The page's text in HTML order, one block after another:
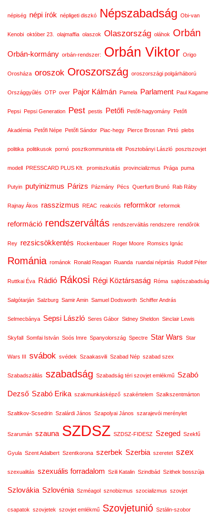
népiség népi írók népligeti diszkó Népszabadság Obi-van
Kenobi október 23. olajmaffia olaszok Olaszország oláhok Orbán
Orbán-kormány orbán-rendszer: Orbán Viktor Origo
Orosháza oroszok Oroszország oroszországi polgárháború
Országgyűlés OTP over Pajor Kálmán Pamela Parlament Paul Kagame
Pepsi Pepsi Generation Pest pestis Petőfi Petőfi-hagyomány Petőfi
Akadémia Petőfi Népe Petőfi Sándor Piac-hegy Pierce Brosnan Pirtó plebs
politika politikusok pornó posztkommunista elit Posztobányi László posztszovjet
modell PRESSCARD PLUS Kft. promiszkuitás provincializmus Prága puma
Putyin putyinizmus Párizs Pázmány Pécs Querfurti Brunó Rab Ráby
Rajnay Ákos rasszizmus REAC reakciós reformkor reformok
reformáció rendszerváltás rendszerváltás rendszere rendőrök
Rey rezsicsökkentés Rockenbauer Roger Moore Romsics Ignác
Románia románok Ronald Reagan Ruanda ruandai népirtás Rudolf Péter
Ruttkai Éva Rádió Rákosi Régi Köztársaság Róma sajtószabadság
Salgótarján Salzburg Samir Amin Samuel Dodsworth Schiffer András
Selmecbánya Sepsi László Seres Gábor Sidney Sheldon Sinclair Lewis
Skyfall Somfai István Soós Imre Spanyolország Spectre Star Wars Star
Wars III svábok svédek Szaakasvili Szabad Nép szabad szex
Szabadszállás szabadság Szabadság téri szovjet emlékmű Szabó
Dezső Szabó Erika szakmunkásképző szakértelem Szalkszentmárton
Szaltikov-Scsedrin Szalárdi János Szapolyai János szarajevói merénylet
Szarumán szauna SZDSZ SZDSZ-FIDESZ Szeged Szekfű
Gyula Szent Adalbert Szentkorona szerbek Szerbia szeretet szex
szexualitás szexuális forradalom Szili Katalin Szindbád Szithek bosszúja
Szlovákia Szlovénia Szméagol sznobizmus szocializmus szovjet
csapatok szovjetek szovjet emlékmű Szovjetunió Sztálin-szobor